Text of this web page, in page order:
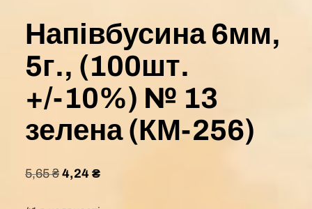
Напівбусина 6мм,
5г., (100шт.
+/-10%) № 13
зелена (КМ-256)
5,65₴ 4,24 ₴